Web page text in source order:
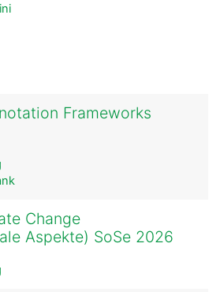
Frameworks
Change
Aspekte) SoSe 2026